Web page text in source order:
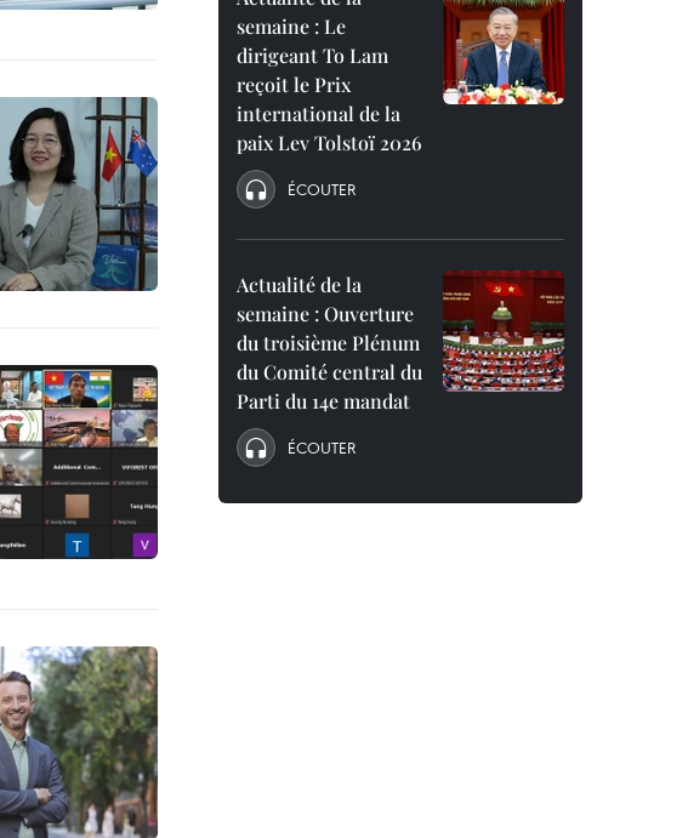
semaine : Le
dirigeant To Lam
reçoit le Prix
international de la
paix Lev Tolstoï 2026
ÉCOUTER
Actualité de la
semaine : Ouverture
du troisième Plénum
du Comité central du
Parti du 14e mandat
ÉCOUTER